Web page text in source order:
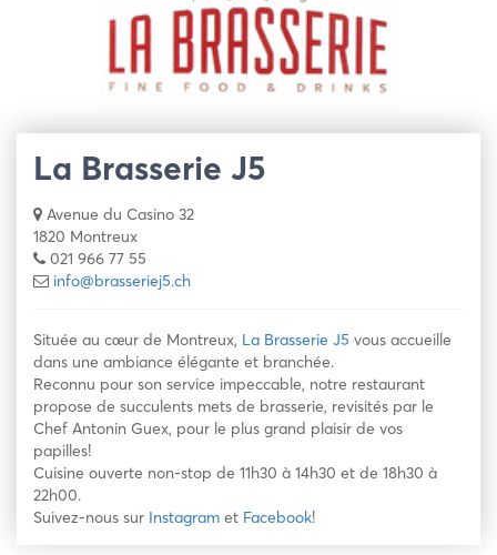
La Brasserie J5
Avenue du Casino 32
1820 Montreux
021 966 77 55
info@brasseriej5.ch
Située au cœur de Montreux, La Brasserie J5 vous accueille
dans une ambiance élégante et branchée.
Reconnu pour son service impeccable, notre restaurant
propose de succulents mets de brasserie, revisités par le
Chef Antonin Guex, pour le plus grand plaisir de vos
papilles!
Cuisine ouverte non-stop de 11h30 à 14h30 et de 18h30 à
22h00.
Suivez-nous sur Instagram et Facebook!